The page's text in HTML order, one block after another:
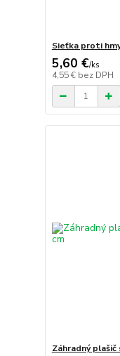
Sieťka proti
5,60 €/ks
4,55 € bez DPH
Záhradný plašič